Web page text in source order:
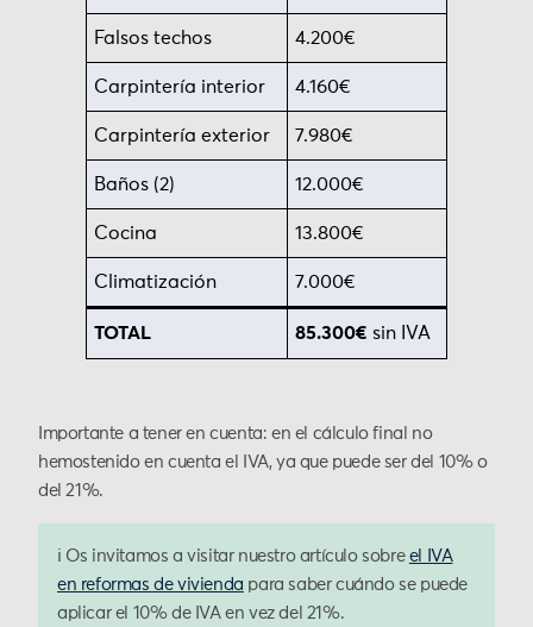
Falsos techos 4.200€
Carpintería interior 4.160€
Carpintería exterior 7.980€
Baños (2) 12.000€
Cocina 13.800€
Climatización 7.000€
TOTAL 85.300€ sin IVA
Importante a tener en cuenta: en el cálculo final no
hemostenido en cuenta el IVA, ya que puede ser del 10% o
del 21%.
ℹ️ Os invitamos a visitar nuestro artículo sobre el IVA
en reformas de vivienda para saber cuándo se puede
aplicar el 10% de IVA en vez del 21%.